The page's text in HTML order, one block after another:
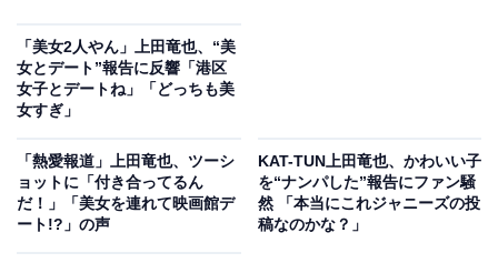
「美女2人やん」上田竜也、“美
女とデート”報告に反響「港区
女子とデートね」「どっちも美
女すぎ」
「熱愛報道」上田竜也、ツーシ
ョットに「付き合ってるん
だ！」「美女を連れて映画館デ
ート!?」の声
KAT-TUN上田竜也、かわいい子
を“ナンパした”報告にファン騒
然 「本当にこれジャニーズの投
稿なのかな？」